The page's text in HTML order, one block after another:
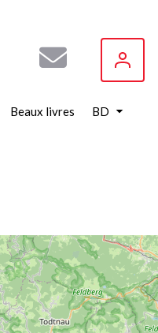
Beaux livres BD